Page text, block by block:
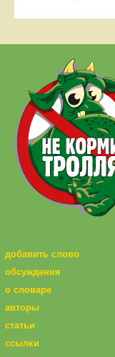
добавить слово
обсуждения
о словаре
авторы
статьи
ссылки